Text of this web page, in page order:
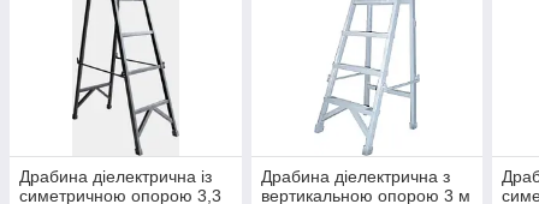
Драбина діелектрична із
симетричною опорою 3,3
Драбина діелектрична з
вертикальною опорою 3 м